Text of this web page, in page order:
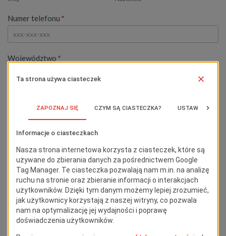
Numer telefonu *
Województwo *
Przeznaczenie
Treść wiadomości